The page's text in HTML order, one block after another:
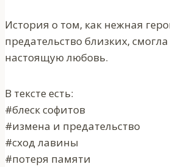
История о том, как нежная
предательство близких,
настоящую любовь.
В тексте есть:
#блеск софитов
#измена и предательство
#сход лавины
#потеря памяти